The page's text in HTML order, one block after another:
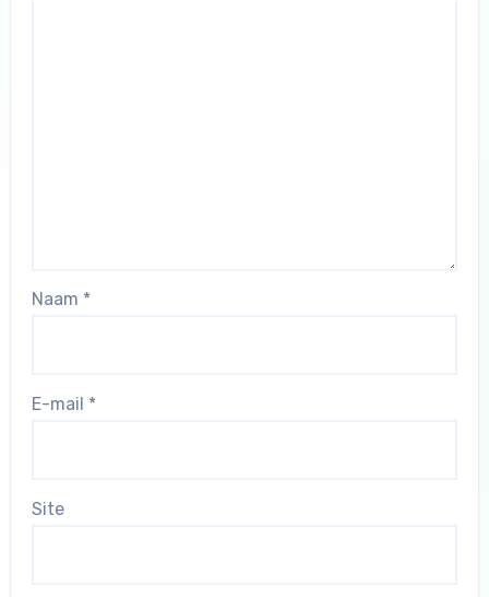
Naam *
E-mail *
Site